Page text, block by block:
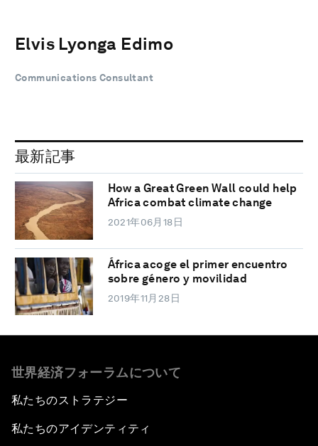
Elvis Lyonga Edimo
Communications Consultant
最新記事
How a Great Green Wall could help
Africa combat climate change
2021年06月18日
África acoge el primer encuentro
sobre género y movilidad
2019年11月28日
世界経済フォーラムについて
私たちのストラテジー
私たちのアイデンティティ